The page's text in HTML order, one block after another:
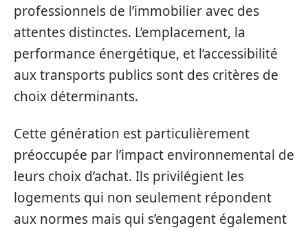
professionnels de l’immobilier avec des
attentes distinctes. L’emplacement, la
performance énergétique, et l’accessibilité
aux transports publics sont des critères de
choix déterminants.
Cette génération est particulièrement
préoccupée par l’impact environnemental de
leurs choix d’achat. Ils privilégient les
logements qui non seulement répondent
aux normes mais qui s’engagent également